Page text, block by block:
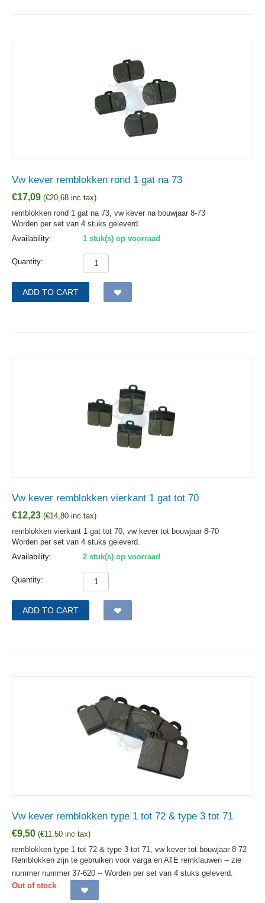
Vw kever remblokken rond 1 gat na 73
€17,09 (€20,68 inc tax)
remblokken rond 1 gat na 73, vw kever na bouwjaar 8-73
Worden per set van 4 stuks geleverd.
Availability:
1 stuk(s) op voorraad
Quantity:
ADD TO CART
Vw kever remblokken vierkant 1 gat tot 70
€12,23 (€14,80 inc tax)
remblokken vierkant 1 gat tot 70, vw kever tot bouwjaar 8-70
Worden per set van 4 stuks geleverd.
Availability:
2 stuk(s) op voorraad
Quantity:
ADD TO CART
Vw kever remblokken type 1 tot 72 & type 3 tot 71
€9,50 (€11,50 inc tax)
remblokken type 1 tot 72 & type 3 tot 71, vw kever tot bouwjaar 8-72
Remblokken zijn te gebruiken voor varga en ATE remklauwen -- zie
nummer nummer 37-620 -- Worden per set van 4 stuks geleverd.
Out of stock